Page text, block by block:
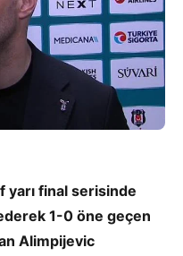
yarı final serisinde
1-0 öne geçen
Alimpijevic